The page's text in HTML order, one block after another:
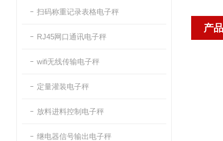
扫码称重记录表格电子秤
RJ45网口通讯电子秤
wifi无线传输电子秤
定量灌装电子秤
放料进料控制电子秤
继电器信号输出电子秤
产